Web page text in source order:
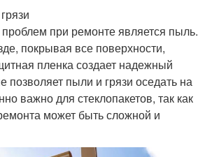
при ремонте является пыль.
покрывая все поверхности,
пленка создает надежный
позволяет пыли и грязи оседать на
важно для стеклопакетов, так как
может быть сложной и